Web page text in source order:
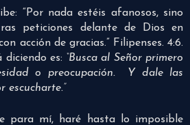
“Por nada estéis afanosos, sino
peticiones delante de Dios en
acción de gracias.” Filipenses. 4:6.
es: “Busca al Señor primero
o preocupación. Y dale las
escucharte.”
para mí, haré hasta lo imposible